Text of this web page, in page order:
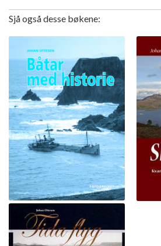
Sjå også desse bøkene: